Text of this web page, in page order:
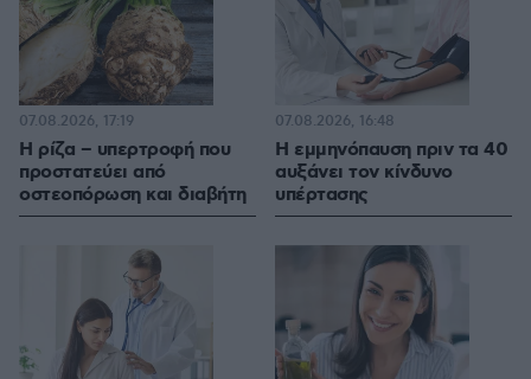
Η ρίζα – υπερτροφή που
προστατεύει από
οστεοπόρωση και διαβήτη
07.08.2026, 17:19
Η εμμηνόπαυση πριν τα 40
αυξάνει τον κίνδυνο
υπέρτασης
07.08.2026, 16:48